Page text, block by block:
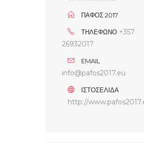
ΠΆΦΟΣ 2017
ΤΗΛΕΦΩΝΟ +357
26932017
EMAIL
info@pafos2017.eu
ΙΣΤΟΣΕΛΙΔΑ
http://